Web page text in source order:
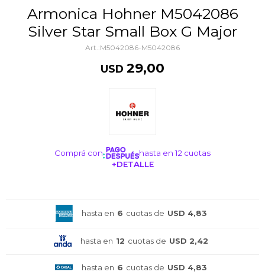
Armonica Hohner M5042086
Silver Star Small Box G Major
M5042086-M5042086
USD 29,00
Comprá con
hasta en 12 cuotas
+DETALLE
hasta en 6 cuotas de USD 4,83
hasta en 12 cuotas de USD 2,42
hasta en 6 cuotas de USD 4,83